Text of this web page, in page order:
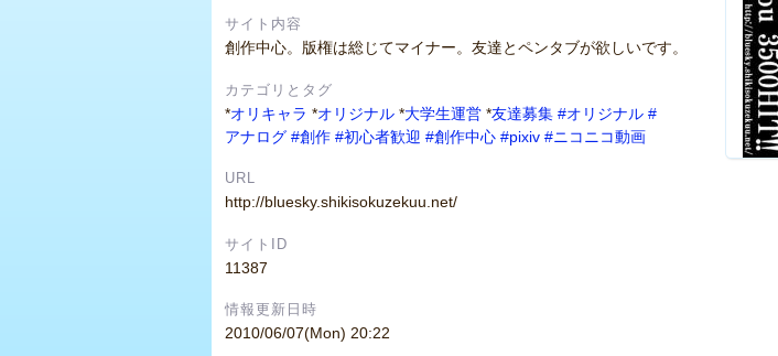
サイト内容
創作中心。版権は総じてマイナー。友達とペンタブが欲しいです。
カテゴリとタグ
*オリキャラ *オリジナル *大学生運営 *友達募集 #オリジナル #
アナログ #創作 #初心者歓迎 #創作中心 #pixiv #ニコニコ動画
URL
http://bluesky.shikisokuzekuu.net/
サイトID
11387
情報更新日時
2010/06/07(Mon) 20:22